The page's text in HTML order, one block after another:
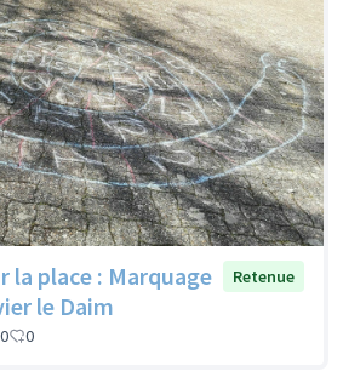
la place : Marquage
le Daim
Retenue
0 0